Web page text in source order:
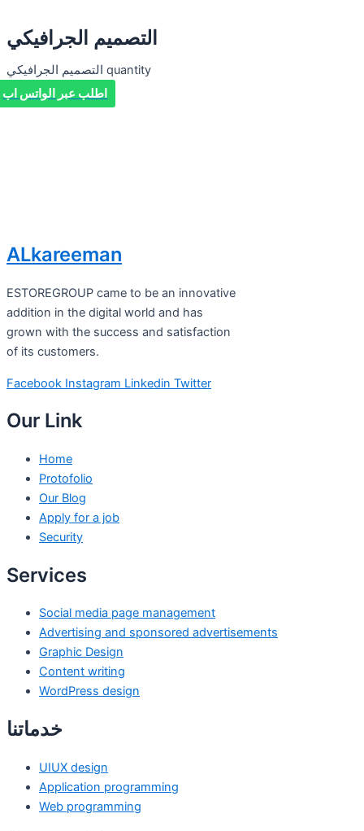
التصميم الجرافيكي
التصميم الجرافيكي quantity
اطلب عبر الواتس اب
ALkareeman
ESTOREGROUP came to be an innovative
addition in the digital world and has
grown with the success and satisfaction
of its customers.
Facebook Instagram Linkedin Twitter
Our Link
Home
Protofolio
Our Blog
Apply for a job
Security
Services
Social media page management
Advertising and sponsored advertisements
Graphic Design
Content writing
WordPress design
خدماتنا
UIUX design
Application programming
Web programming